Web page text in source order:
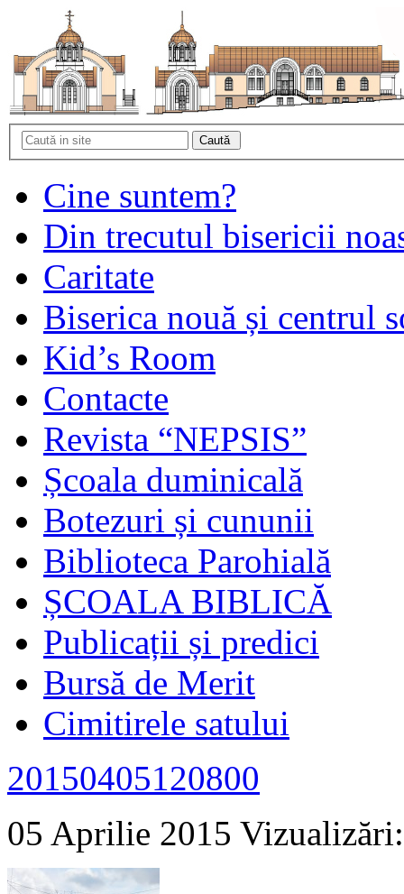
Cine suntem?
Din trecutul bisericii
Caritate
Biserica nouă și centrul
Kid’s Room
Contacte
Revista “NEPSIS”
Școala duminicală
Botezuri și cununii
Biblioteca Parohială
ȘCOALA BIBLICĂ
Publicații și predici
Bursă de Merit
Cimitirele satului
20150405120800
05 Aprilie 2015